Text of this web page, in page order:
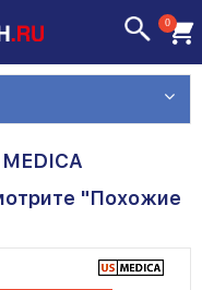
0
"Похожие